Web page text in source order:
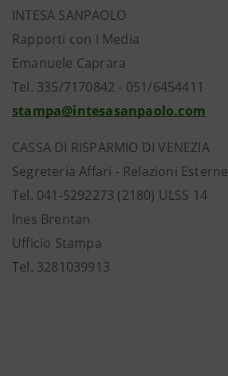
INTESA SANPAOLO
Rapporti con i Media
Emanuele Caprara
Tel. 335/7170842 - 051/6454411
stampa@intesasanpaolo.com
CASSA DI RISPARMIO DI VENEZIA
Segreteria Affari - Relazioni Esterne
Tel. 041-5292273 (2180) ULSS 14
Ines Brentan
Ufficio Stampa
Tel. 3281039913